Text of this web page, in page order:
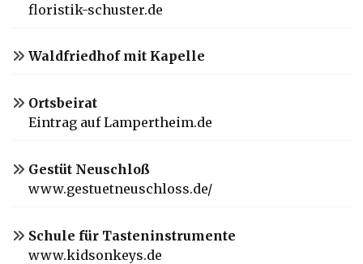
floristik-schuster.de
Waldfriedhof mit Kapelle
Ortsbeirat
Eintrag auf Lampertheim.de
Gestüt Neuschloß
www.gestuetneuschloss.de/
Schule für Tasteninstrumente
www.kidsonkeys.de